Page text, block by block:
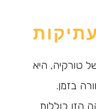
טורקיה, היא
בזמן.
הזו כוללות